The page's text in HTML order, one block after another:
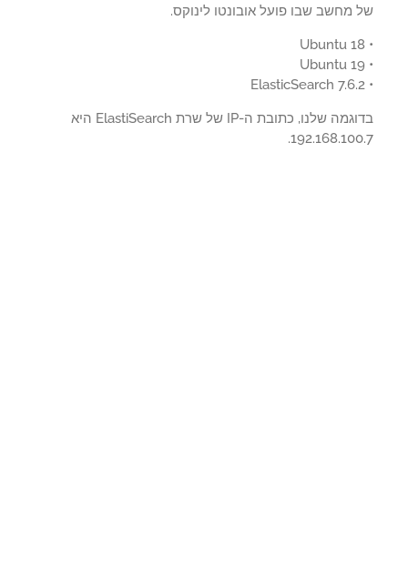
מחשב שבו פועל אובונטו לינוקס.
בדוגמה שלנו, כתובת ה-IP של שרת ElastiSearch היא